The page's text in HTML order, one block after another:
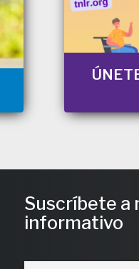
Suscríbete a
informativo